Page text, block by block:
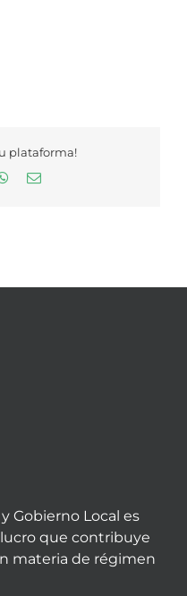
plataforma!
WhatsApp
Correo
Gobierno Local es
que contribuye
materia de régimen